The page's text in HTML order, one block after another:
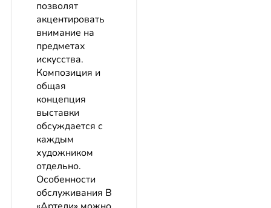
позволят
акцентировать
внимание на
предметах
искусства.
Композиция и
общая
концепция
выставки
обсуждается с
каждым
художником
отдельно.
Особенности
обслуживания В